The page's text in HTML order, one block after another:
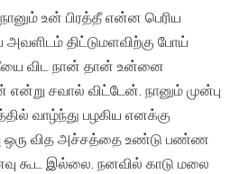
உன் பிரத்தீ என்ன பெரிய
திட்டுமளவிற்கு போய்
விட நான் தான் உன்னை
சவால் விட்டேன். நானும் முன்பு
வாழ்ந்து பழகிய எனக்கு
ஒரு வித அச்சத்தை உண்டு பண்ண
கூட இல்லை. நனவில் காடு மலை